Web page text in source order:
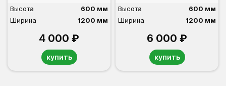
Высота
600 мм
Ширина
1200 мм
4 000 ₽
купить
Высота
600 мм
Ширина
1200 мм
6 000 ₽
купить